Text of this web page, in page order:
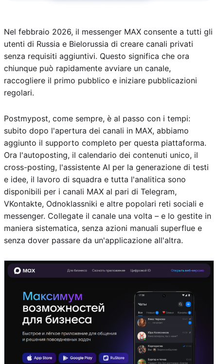
Nel febbraio 2026, il messenger MAX consente a tutti gli
utenti di Russia e Bielorussia di creare canali privati
senza requisiti aggiuntivi. Questo significa che ora
chiunque può rapidamente avviare un canale,
raccogliere il primo pubblico e iniziare pubblicazioni
regolari.
Postmypost, come sempre, è al passo con i tempi:
subito dopo l'apertura dei canali in MAX, abbiamo
aggiunto il supporto completo per questa piattaforma.
Ora l'autoposting, il calendario dei contenuti unico, il
cross-posting, l'assistente AI per la generazione di testi
e idee, il lavoro di squadra e tutta l'analitica sono
disponibili per i canali MAX al pari di Telegram,
VKontakte, Odnoklassniki e altre popolari reti sociali e
messenger. Collegate il canale una volta – e lo gestite in
maniera sistematica, senza azioni manuali superflue e
senza dover passare da un'applicazione all'altra.